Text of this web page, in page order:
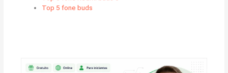
Top 5 fone buds